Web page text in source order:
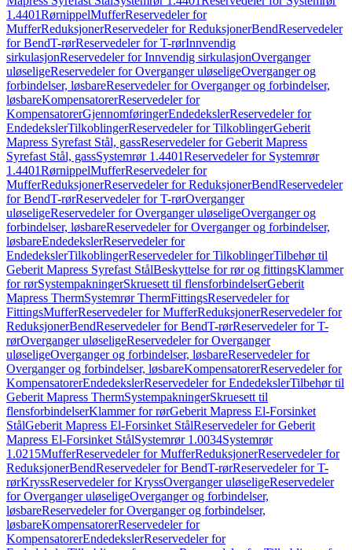
1.4401RørnippelMufferReservedeler for
MufferReduksjonerReservedeler for ReduksjonerBendReservedeler
for BendT-rørReservedeler for T-rørInnvendig
sirkulasjonReservedeler for Innvendig sirkulasjonOverganger
uløseligeReservedeler for Overganger uløseligeOverganger og
forbindelser, løsbareReservedeler for Overganger og forbindelser,
løsbareKompensatorerReservedeler for
KompensatorerGjennomføringerEndedekslerReservedeler for
EndedekslerTilkoblingerReservedeler for TilkoblingerGeberit
Mapress Syrefast Stål, gassReservedeler for Geberit Mapress
Syrefast Stål, gassSystemrør 1.4401Reservedeler for Systemrør
1.4401RørnippelMufferReservedeler for
MufferReduksjonerReservedeler for ReduksjonerBendReservedeler
for BendT-rørReservedeler for T-rørOverganger
uløseligeReservedeler for Overganger uløseligeOverganger og
forbindelser, løsbareReservedeler for Overganger og forbindelser,
løsbareEndedekslerReservedeler for
EndedekslerTilkoblingerReservedeler for TilkoblingerTilbehør til
Geberit Mapress Syrefast StålBeskyttelse for rør og fittingsKlammer
for rørSystempakningerSkruesett til flensforbindelserGeberit
Mapress ThermSystemrør ThermFittingsReservedeler for
FittingsMufferReservedeler for MufferReduksjonerReservedeler for
ReduksjonerBendReservedeler for BendT-rørReservedeler for T-
rørOverganger uløseligeReservedeler for Overganger
uløseligeOverganger og forbindelser, løsbareReservedeler for
Overganger og forbindelser, løsbareKompensatorerReservedeler for
KompensatorerEndedekslerReservedeler for EndedekslerTilbehør til
Geberit Mapress ThermSystempakningerSkruesett til
flensforbindelserKlammer for rørGeberit Mapress El-Forsinket
StålGeberit Mapress El-Forsinket StålReservedeler for Geberit
Mapress El-Forsinket StålSystemrør 1.0034Systemrør
1.0215MufferReservedeler for MufferReduksjonerReservedeler for
ReduksjonerBendReservedeler for BendT-rørReservedeler for T-
rørKryssReservedeler for KryssOverganger uløseligeReservedeler
for Overganger uløseligeOverganger og forbindelser,
løsbareReservedeler for Overganger og forbindelser,
løsbareKompensatorerReservedeler for
KompensatorerEndedekslerReservedeler for